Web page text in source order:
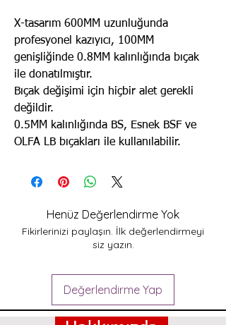
X-tasarım 600MM uzunluğunda
profesyonel kazıyıcı, 100MM
genişliğinde 0.8MM kalınlığında bıçak
ile donatılmıştır.
Bıçak değişimi için hiçbir alet gerekli
değildir.
0.5MM kalınlığında BS, Esnek BSF ve
OLFA LB bıçakları ile kullanılabilir.
Henüz Değerlendirme Yok
Fikirlerinizi paylaşın. İlk değerlendirmeyi
siz yazın.
Değerlendirme Yap